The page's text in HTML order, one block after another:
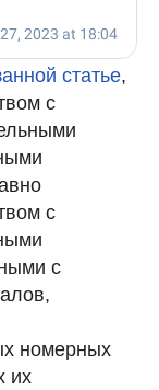
статье,
с
с
с
номерных
их